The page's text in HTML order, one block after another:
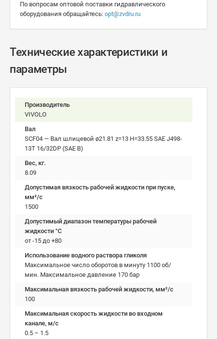
По вопросам оптовой поставки гидравлического
оборудования обращайтесь: opt@zvdru.ru
Технические характеристики и
параметры
Производитель
VIVOLO
Вал
SCF04 — Вал шлицевой ø21.81 z=13 H=33.55 SAE J498-
13T 16/32DP (SAE B)
Вес, кг.
8.09
Допустимая вязкость рабочей жидкости при пуске,
мм²/c
1500
Допустимый диапазон температуры рабочей
жидкости °C
от -15 до +80
Использование водного раствора гликоля
Максимальное число оборотов в минуту 1100 об/
мин. Максимальное давление 170 бар
Максимальная вязкость рабочей жидкости, мм²/c
100
Максимальная скорость жидкости во входном
канале, м/с
0.5 – 1.5